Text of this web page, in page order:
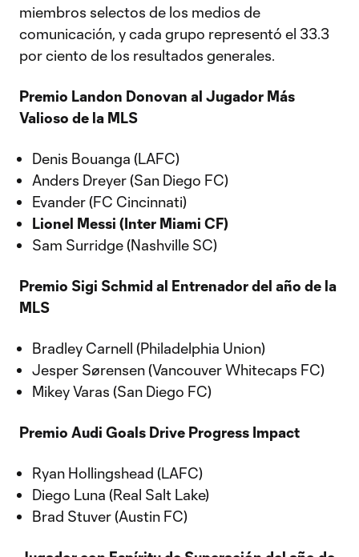
miembros selectos de los medios de
comunicación, y cada grupo representó el 33.3
por ciento de los resultados generales.
Premio Landon Donovan al Jugador Más
Valioso de la MLS
Denis Bouanga (LAFC)
Anders Dreyer (San Diego FC)
Evander (FC Cincinnati)
Lionel Messi (Inter Miami CF)
Sam Surridge (Nashville SC)
Premio Sigi Schmid al Entrenador del año de la
MLS
Bradley Carnell (Philadelphia Union)
Jesper Sørensen (Vancouver Whitecaps FC)
Mikey Varas (San Diego FC)
Premio Audi Goals Drive Progress Impact
Ryan Hollingshead (LAFC)
Diego Luna (Real Salt Lake)
Brad Stuver (Austin FC)